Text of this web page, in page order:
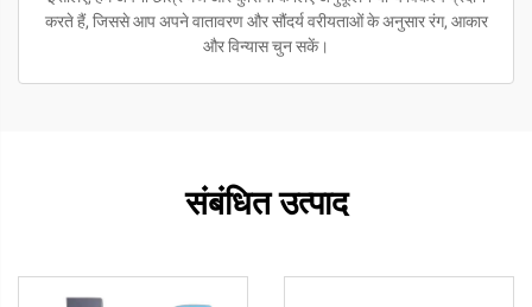
करते हैं, जिससे आप अपने वातावरण और सौंदर्य वरीयताओं के अनुसार रंग, आकार
और विन्यास चुन सकें।
संबंधित उत्पाद